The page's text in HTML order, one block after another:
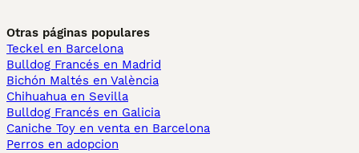
Otras páginas populares
Teckel en Barcelona
Bulldog Francés en Madrid
Bichón Maltés en València
Chihuahua en Sevilla
Bulldog Francés en Galicia
Caniche Toy en venta en Barcelona
Perros en adopcion